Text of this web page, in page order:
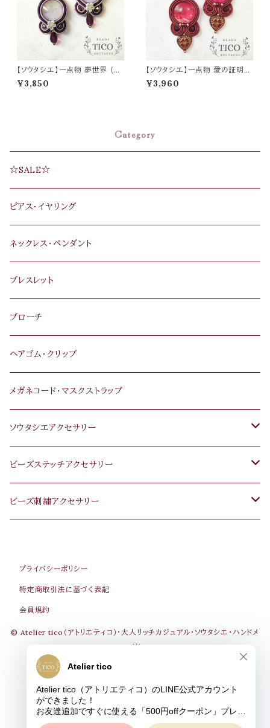
【ソウタシエ】一点物 夢世界 （ピ
アス/イヤリング）母の日 誕生日
プレゼント
¥3,850
【ソウタシエ】一点物 愛の証明
赤 （ピアス/イヤリング）母の日
誕生日 プレゼント
¥3,960
Category
☆SALE☆
ピアス･イヤリング
ネックレス･ペンダント
ブレスレット
ブローチ
ヘアゴム･クリップ
メガネコード･マスクストラップ
ソウタシエアクセサリー
ピアス･イヤリング
ネックレス･ペンダント
ブローチ
ヘアゴム･クリップ
ビーズステッチアクセサリー
ピアス・イヤリング
ブレスレット
ブローチ
ビーズ刺繍アクセサリー
ブローチ
ヘアゴム･ヘアピン
プライバシーポリシー
特定商取引法に基づく表記
会員規約
© Atelier tico（アトリエティコ）・大人リッチカジュアル・ソウタシエ･ハンドメ
イド
Powered by